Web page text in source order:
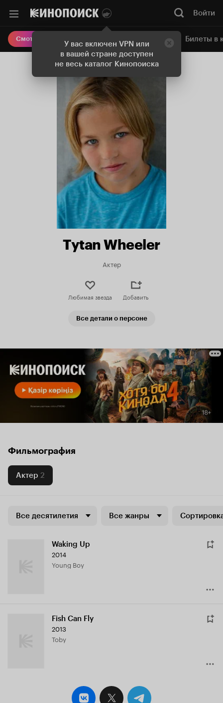
У вас включен VPN или
в вашей стране доступен
не весь каталог Кинопоиска
Войти
Смотреть кино Онлайн-кинотеатр Билеты в
Tytan Wheeler
Актер
Любимая звезда Добавить
Все детали о персоне
Фильмография
Актер 2
Все десятилетия Все жанры
Waking Up
2014
Young Boy
Fish Can Fly
2013
Toby